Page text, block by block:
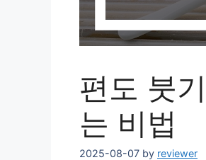
편도 붓
는 비법
2025-08-07 by reviewer